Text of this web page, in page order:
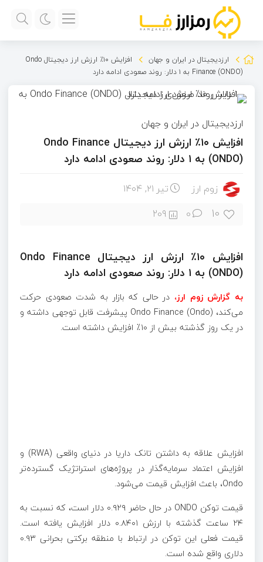
ارزدیجیتال در ایران و جهان
افزایش ۱۰٪ ارزش ارز دیجیتال Ondo
Finance (ONDO) به ۱ دلار: روند صعودی ادامه دارد
ارزدیجیتال در ایران و جهان
افزایش ۱۰٪ ارزش ارز دیجیتال Ondo Finance
(ONDO) به ۱ دلار: روند صعودی ادامه دارد
زوم ارز تیر ۲۱, ۱۴۰۴
10
0
209
افزایش ۱۰٪ ارزش ارز دیجیتال Ondo Finance
(ONDO) به ۱ دلار: روند صعودی ادامه دارد
به گزارش زوم ارز، در حالی که بازار به شدت صعودی حرکت
می‌کند، Ondo Finance (Ondo) پیشرفت قابل توجهی داشته و
در یک روز گذشته بیش از ۱۰٪ افزایش داشته است.
افزایش علاقه به داشتن تانک داریا در دنیای واقعی (RWA) و
افزایش اعتماد سرمایه‌گذار در پروژه‌های استراتژیک گسترده‌تر
Ondo، باعث افزایش قیمت می‌شود.
قیمت توکن ONDO در حال حاضر ۰.۹۲۹ دلار است، که نسبت به
۲۴ ساعت گذشته با ارزش ۰.۸۴۰۱ دلار افزایش یافته است.
قیمت فعلی این توکن در ارتباط با منطقه برکتی بحرانی ۰.۹۳
دلاری واقع شده است.